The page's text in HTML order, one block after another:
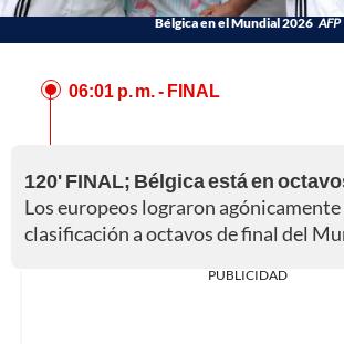
Bélgica en el Mundial 2026 AFP
06:01 p. m. - FINAL
120' FINAL; Bélgica está en
Los europeos lograron
clasificación a octavos de final del
PUBLICIDAD